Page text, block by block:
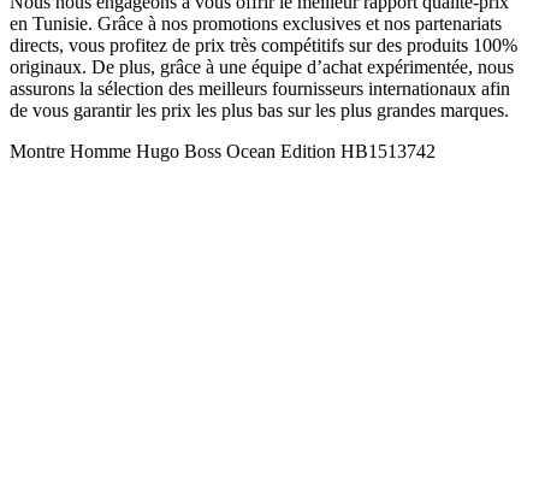
en Tunisie. Grâce à nos promotions exclusives et nos partenariats
directs, vous profitez de prix très compétitifs sur des produits 100%
originaux. De plus, grâce à une équipe d’achat expérimentée, nous
assurons la sélection des meilleurs fournisseurs internationaux afin
de vous garantir les prix les plus bas sur les plus grandes marques.
Montre Homme Hugo Boss Ocean Edition HB1513742